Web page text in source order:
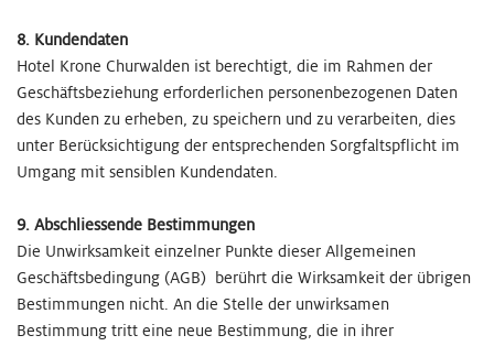
8. Kundendaten
Hotel Krone Churwalden ist berechtigt, die im Rahmen der
Geschäftsbeziehung erforderlichen personenbezogenen Daten
des Kunden zu erheben, zu speichern und zu verarbeiten, dies
unter Berücksichtigung der entsprechenden Sorgfaltspflicht im
Umgang mit sensiblen Kundendaten.
9. Abschliessende Bestimmungen
Die Unwirksamkeit einzelner Punkte dieser Allgemeinen
Geschäftsbedingung (AGB) berührt die Wirksamkeit der übrigen
Bestimmungen nicht. An die Stelle der unwirksamen
Bestimmung tritt eine neue Bestimmung, die in ihrer